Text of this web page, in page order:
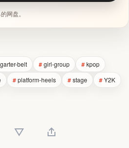
网盘。
garter-belt girl-group
kpop
platform-heels stage Y2K